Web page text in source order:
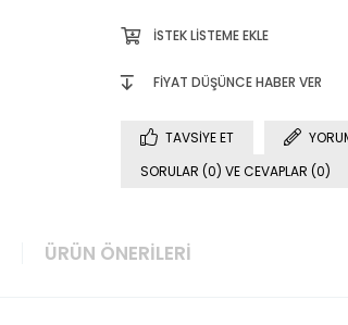
İSTEK LISTEME EKLE
FIYAT DÜŞÜNCE HABER VER
TAVSIYE ET
SORULAR (0) VE CEVAPLAR (0)
ÜRÜN ÖNERILERI